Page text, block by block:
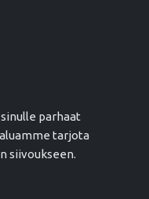
parhaat
tarjota
siivoukseen.